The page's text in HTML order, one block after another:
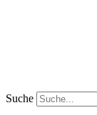
Suche